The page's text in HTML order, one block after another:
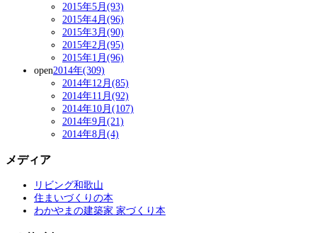
2015年5月(93)
2015年4月(96)
2015年3月(90)
2015年2月(95)
2015年1月(96)
open2014年(309)
2014年12月(85)
2014年11月(92)
2014年10月(107)
2014年9月(21)
2014年8月(4)
メディア
リビング和歌山
住まいづくりの本
わかやまの建築家 家づくり本